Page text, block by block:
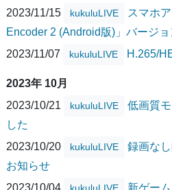
2023/11/15
kukuluLIVE
スマホ
Encoder 2 (Android版)」バージ
2023/11/07
kukuluLIVE H.265/
2023年 10月
2023/10/21
kukuluLIVE
低画質
した
2023/10/20
kukuluLIVE
録画な
お知らせ
2023/10/04
新ゲー